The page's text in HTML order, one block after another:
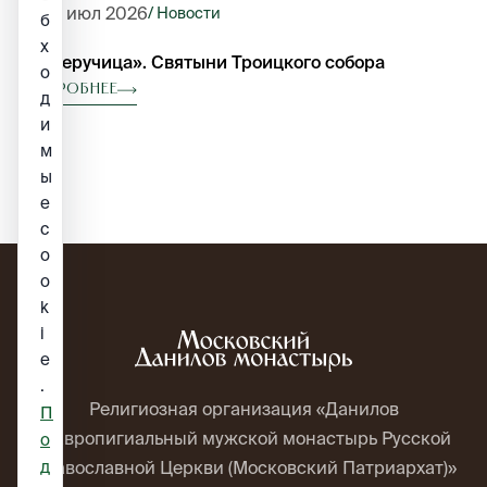
24 июл 2026/ Новости
«Троеручица». Святыни Троицкого собора
Подробнее
Религиозная организация «Данилов
ставропигиальный мужской монастырь Русской
Православной Церкви (Московский Патриархат)»
б
х
о
д
и
м
ы
е
c
o
o
k
i
e
.
П
о
д